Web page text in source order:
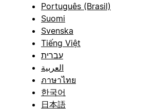
Português (Brasil)
Suomi
Svenska
Tiếng Việt
עברית
العربية
ภาษาไทย
한국어
日本語